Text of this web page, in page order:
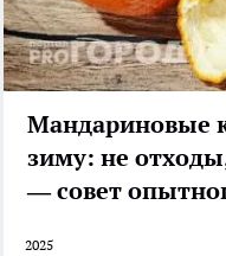
Мандариновые
зиму: не
— совет
2025